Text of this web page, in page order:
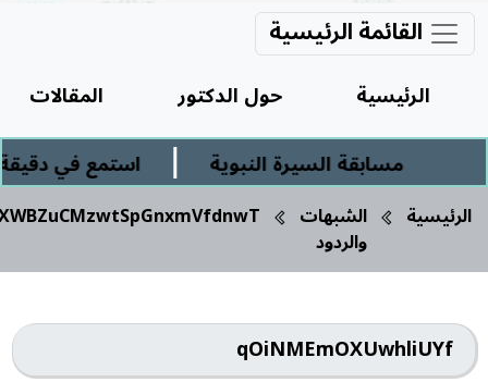
القائمة الرئيسية
الرئيسية حول الدكتور
المقالات
مسابقة السيرة النبوية
| استمع في دقيقة
الشبهات
والردود
OXXWBZuCMzwtSpGnxmVfdnwT
qOiNMEmOXUwhliUYf